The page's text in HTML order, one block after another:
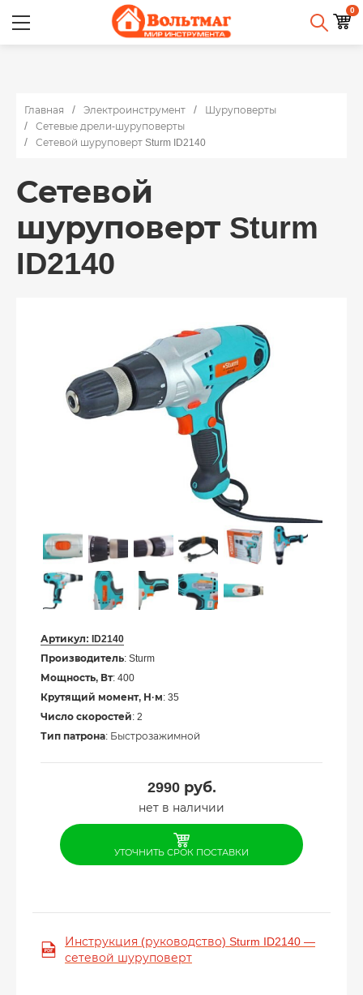
0
Главная Электроинструмент
Шуруповерты
Сетевые дрели-шуруповерты
Сетевой шуруповерт Sturm ID2140
Сетевой
шуруповерт Sturm
ID2140
Артикул:
ID2140
Производитель: Sturm
Мощность, Вт: 400
Крутящий момент, Н·м: 35
Число скоростей: 2
Тип патрона: Быстрозажимной
2990руб.
нет в наличии
УТОЧНИТЬ СРОК ПОСТАВКИ
Инструкция (руководство) Sturm ID2140 —
сетевой шуруповерт